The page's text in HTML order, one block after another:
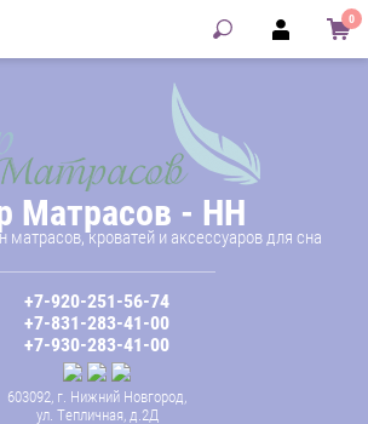
0
Матрасов - НН
матрасов, кроватей и аксессуаров для сна
+7-920-251-56-74
+7-831-283-41-00
+7-930-283-41-00
603092, г. Нижний Новгород,
ул. Тепличная, д.2Д